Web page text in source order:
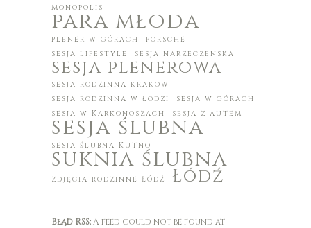
monopolis
para młoda
plener w górach
porsche
sesja lifestyle
sesja narzeczenska
sesja plenerowa
sesja rodzinna krakow
sesja rodzinna w Łodzi
sesja w górach
sesja w Karkonoszach
sesja z autem
sesja ślubna
sesja ślubna Kutno
suknia ślubna
zdjęcia rodzinne Łódź Łódź
Błąd RSS:A feed could not be found at